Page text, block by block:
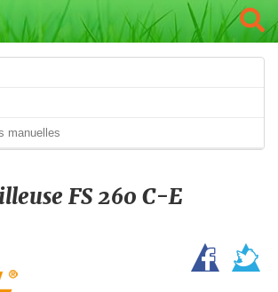
manuelles
FS 260 C-E